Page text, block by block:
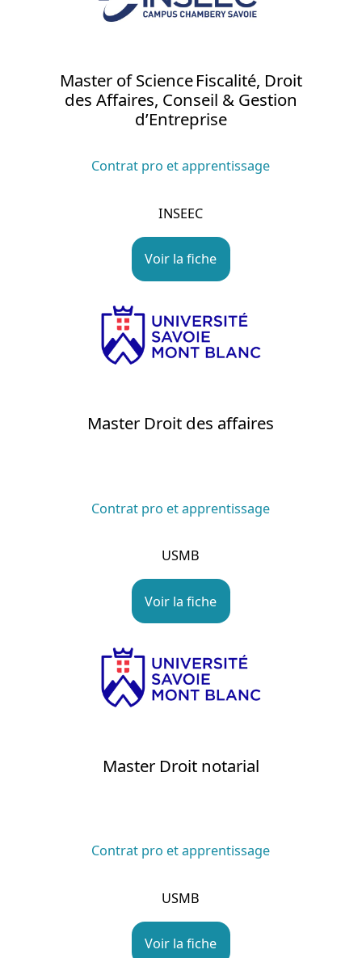
Master of Science Fiscalité, Droit
des Affaires, Conseil & Gestion
d’Entreprise
Contrat pro et apprentissage
INSEEC
Voir la fiche
Master Droit des affaires
Contrat pro et apprentissage
USMB
Voir la fiche
Master Droit notarial
Contrat pro et apprentissage
USMB
Voir la fiche